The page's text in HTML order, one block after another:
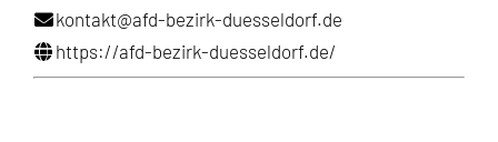
kontakt@afd-bezirk-duesseldorf.de
https://afd-bezirk-duesseldorf.de/